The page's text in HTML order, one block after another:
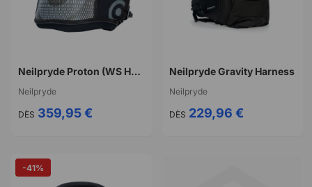
Neilpryde Proton (WS Hook)
Neilpryde
DÈS 359,95 €
Neilpryde Gravity Harness
Neilpryde
DÈS 229,96 €
-41%